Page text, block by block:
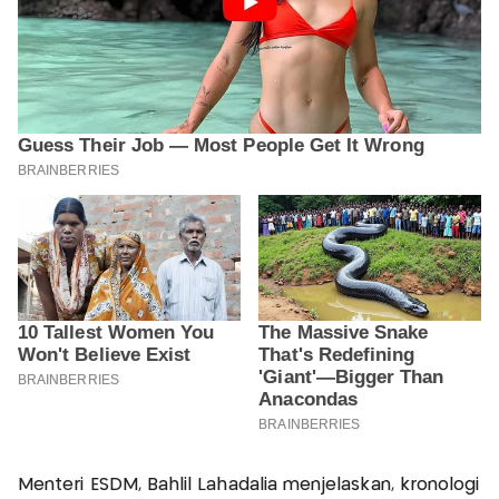
Menteri ESDM, Bahlil Lahadalia menjelaskan, kronologi